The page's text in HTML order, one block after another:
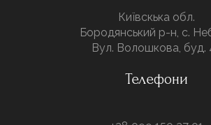
Київскька обл.
Бородянський р-н, с.
Вул. Волошкова, буд.
Телефони